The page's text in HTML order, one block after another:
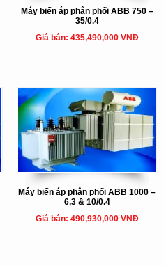
Máy biến áp phân phối ABB 750 –
35/0.4
Giá bán: 435,490,000 VNĐ
Máy biến áp phân phối ABB 1000 –
6,3 & 10/0.4
Giá bán: 490,930,000 VNĐ